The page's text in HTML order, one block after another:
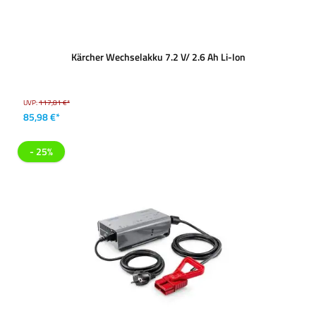
Kärcher Wechselakku 7.2 V/ 2.6 Ah Li-Ion
UVP:117,81 €*
85,98 €*
- 25%